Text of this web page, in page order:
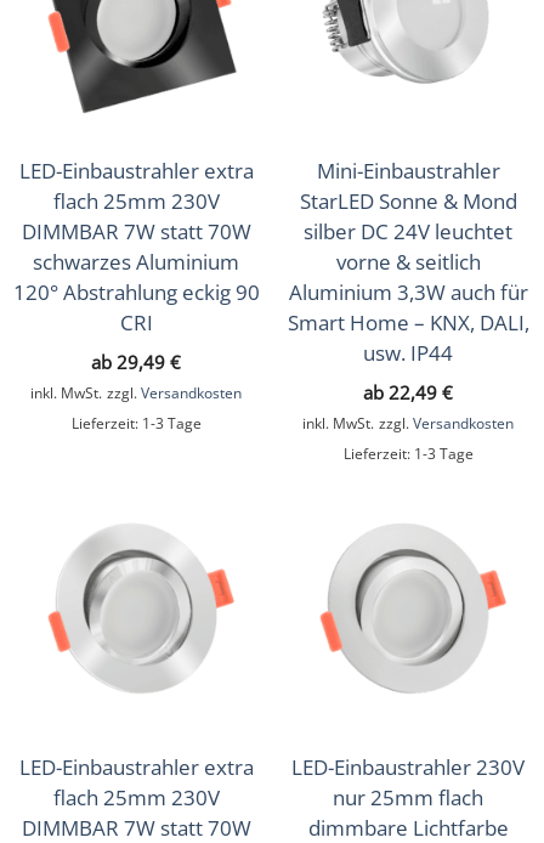
Aufbauleuchten
Deckenleuchten (64)
Wandleuchten
Hänge- & Pendelleuchten
Tisch- & Stehleuchten
Außenbeleuchtung (389)
Ein- & Aufbaurahmen
LED-Leuchtmittel (31)
Lichtsteuerung (226)
(43)
(16)
Musterkoffer
Geschenkgutscheine
LED-Einbaustrahler extra
flach 25mm 230V
DIMMBAR 7W statt 70W
schwarzes Aluminium
120° Abstrahlung eckig 90
CRI
ab 29,49 €
inkl. MwSt. zzgl. Versandkosten
Lieferzeit: 1-3 Tage
Mini-Einbaustrahler
StarLED Sonne & Mond
silber DC 24V leuchtet
vorne & seitlich
Aluminium 3,3W auch für
Smart Home – KNX, DALI,
usw. IP44
ab 22,49 €
inkl. MwSt. zzgl. Versandkosten
Lieferzeit: 1-3 Tage
LED-Einbaustrahler extra
flach 25mm 230V
DIMMBAR 7W statt 70W
LED-Einbaustrahler 230V
nur 25mm flach
dimmbare Lichtfarbe